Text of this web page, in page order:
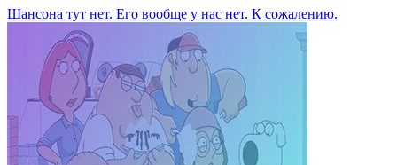
Шансона тут нет. Его вообще у нас нет. К сожалению.